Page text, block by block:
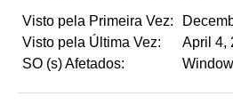
Visto pela Primeira Vez:
Visto pela Última Vez:
April 4,
SO (s) Afetados: